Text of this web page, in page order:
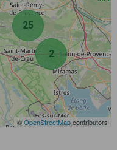
2
25
©OpenStreetMapcontributors